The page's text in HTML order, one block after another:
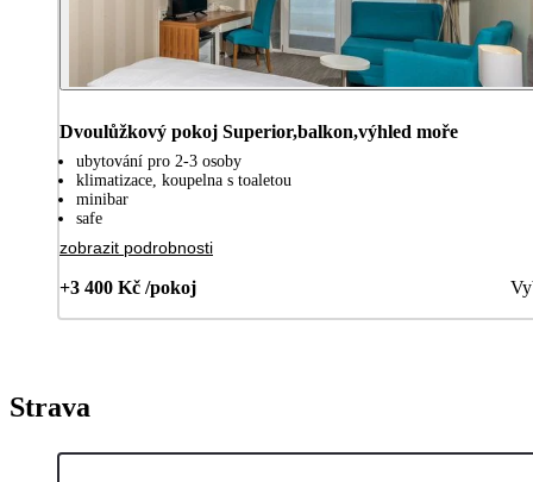
Dvoulůžkový pokoj Superior,balkon,výhled moře
ubytování pro 2-3 osoby
klimatizace, koupelna s toaletou
minibar
safe
zobrazit podrobnosti
+3 400 Kč /pokoj
Strava